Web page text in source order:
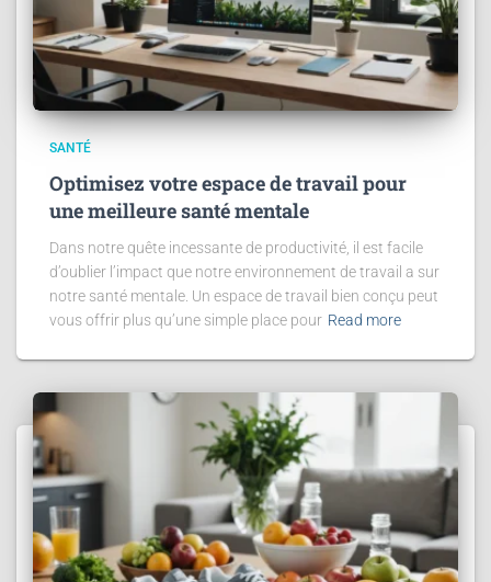
SANTÉ
Optimisez votre espace de travail pour
une meilleure santé mentale
Dans notre quête incessante de productivité, il est facile
d’oublier l’impact que notre environnement de travail a sur
notre santé mentale. Un espace de travail bien conçu peut
vous offrir plus qu’une simple place pour Read more